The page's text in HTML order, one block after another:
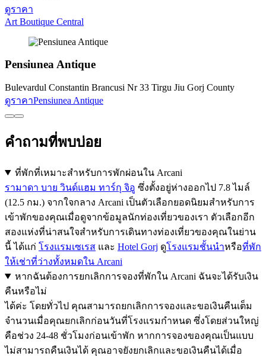
ดูราคา
Art Boutique Central
Pensiunea Antique
Bulevardul Constantin Brancusi Nr 33 Tirgu Jiu Gorj County
ดูราคาPensiunea Antique
คำถามที่พบบ่อย
ที่พักที่เหมาะสำหรับการพักผ่อนใน Arcani
รามาดา บาย วินด์แฮม ทาร์กุ จิอู ซึ่งตั้งอยู่ห่างออกไป 7.8 ไมล์
(12.5 กม.) จากใจกลาง Arcani เป็นตัวเลือกยอดนิยมสำหรับการ
เข้าพักของคุณเมื่อดูจากข้อมูลนักท่องเที่ยวของเรา ตัวเลือกอีก
สองแห่งที่น่าสนใจสำหรับการเดินทางท่องเที่ยวของคุณในย่าน
นี้ ได้แก่ โรงแรมเซเรส และ Hotel Gorj ดูโรงแรมชั้นนำหรือที่พัก
ให้เช่าที่ว่างทั้งหมดใน Arcani
หากฉันต้องการยกเลิกการจองที่พักใน Arcani ฉันจะได้รับเงิน
คืนหรือไม่
ได้ค่ะ โดยทั่วไป คุณสามารถยกเลิกการจองและขอเงินคืนเต็ม
จำนวนเมื่อคุณยกเลิกก่อนวันที่โรงแรมกำหนด ซึ่งโดยส่วนใหญ่
คือช่วง 24-48 ชั่วโมงก่อนเข้าพัก หากการจองของคุณเป็นแบบ
ไม่สามารถคืนเงินได้ คุณอาจยังยกเลิกและขอเงินคืนได้เมื่อ